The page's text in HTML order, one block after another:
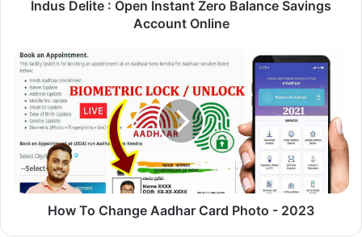
OnlineIndus Delite : Open Instant Zero Balance Savings
Account Online
How
To
Change
Aadhar
Card
Photo
2023
How To Change Aadhar Card Photo - 2023